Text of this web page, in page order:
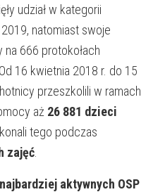
udział w kategorii
natomiast swoje
na 666 protokołach
16 kwietnia 2018 r. do 15
przeszkolili w ramach
aż 26 881 dzieci
tego podczas
zajęć
aktywnych OSP